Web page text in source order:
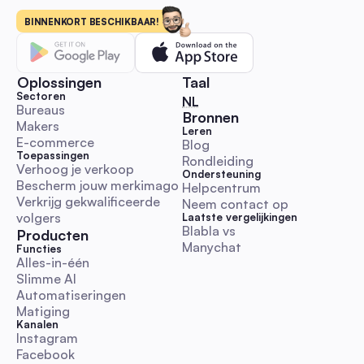
beginnershandboek met stapsgewijze DM en reactie
uitreikingsworkflows, kant-en-klare templates, KPI & budget
benchmarks, en richtlijnen voor naleving. Start, schaal en
influencer-campagnes sneller terwijl je authenticiteit
Reactie- en DM-automatisering
Wereldvriendelijksheidsdag 2025 Speelboek:
de betrokkenheid met automatisering voor
social media managers
Een praktische en uitvoeringsklare gids met Australische
tijdzonekalender, direct te plakken DM/reactiescripts,
escalatieregels en automatiseringsworkflows. Bespaar tijd
betrouwbare vriendelijkheidscampagnes uit met KPI-
juridische/ethische checklists.
Reactie- en DM-automatisering
BINNENKORT BESCHIKBAAR!
Oplossingen
Sectoren
Bureaus
Makers
E-commerce
Toepassingen
Verhoog je verkoop
Bescherm jouw merkimago
Verkrijg gekwalificeerde
volgers
Producten
Functies
Alles-in-één
Slimme AI
Automatiseringen
Matiging
Kanalen
Instagram
Facebook
Bronnen
Leren
Blog
Rondleiding
Ondersteuning
Helpcentrum
Neem contact op
Laatste vergelijkingen
Blabla vs
Manychat
Taal
NL